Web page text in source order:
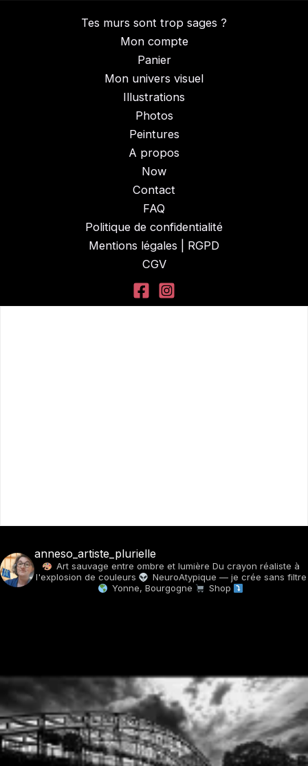
Tes murs sont trop sages ?
Mon compte
Panier
Mon univers visuel
Illustrations
Photos
Peintures
A propos
Now
Contact
FAQ
Politique de confidentialité
Mentions légales | RGPD
CGV
anneso_artiste_plurielle
Art sauvage entre ombre et lumière Du crayon réaliste à
l'explosion de couleurs
NeuroAtypique — je crée sans filtre
Yonne, Bourgogne
Shop